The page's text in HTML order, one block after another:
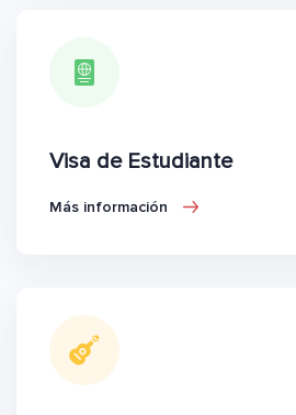
Visa de Estudiante
Más información